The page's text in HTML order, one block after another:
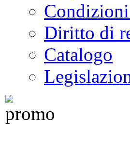
Diritto di
Catalogo